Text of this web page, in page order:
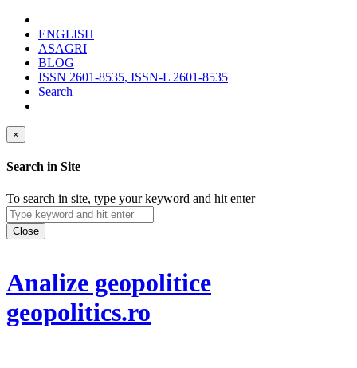
ENGLISH
ASAGRI
BLOG
ISSN 2601-8535, ISSN-L 2601-8535
Search
×
Search in Site
To search in site, type your keyword and hit enter
Close
Analize geopolitice
geopolitics.ro